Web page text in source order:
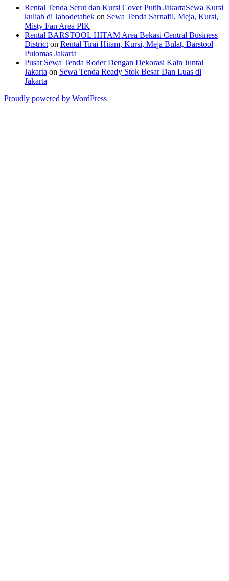
Rental Tenda Serut dan Kursi Cover Putih JakartaSewa Kursi
kuliah di Jabodetabek on Sewa Tenda Sarnafil, Meja, Kursi,
Misty Fan Area PIK
Rental BARSTOOL HITAM Area Bekasi Central Business
District on Rental Tirai Hitam, Kursi, Meja Bulat, Barstool
Pulomas Jakarta
Pusat Sewa Tenda Roder Dengan Dekorasi Kain Juntai
Jakarta on Sewa Tenda Ready Stok Besar Dan Luas di
Jakarta
Proudly powered by WordPress